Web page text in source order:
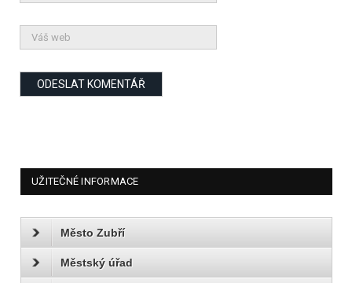
UŽITEČNÉ INFORMACE
Město Zubří
Městský úřad